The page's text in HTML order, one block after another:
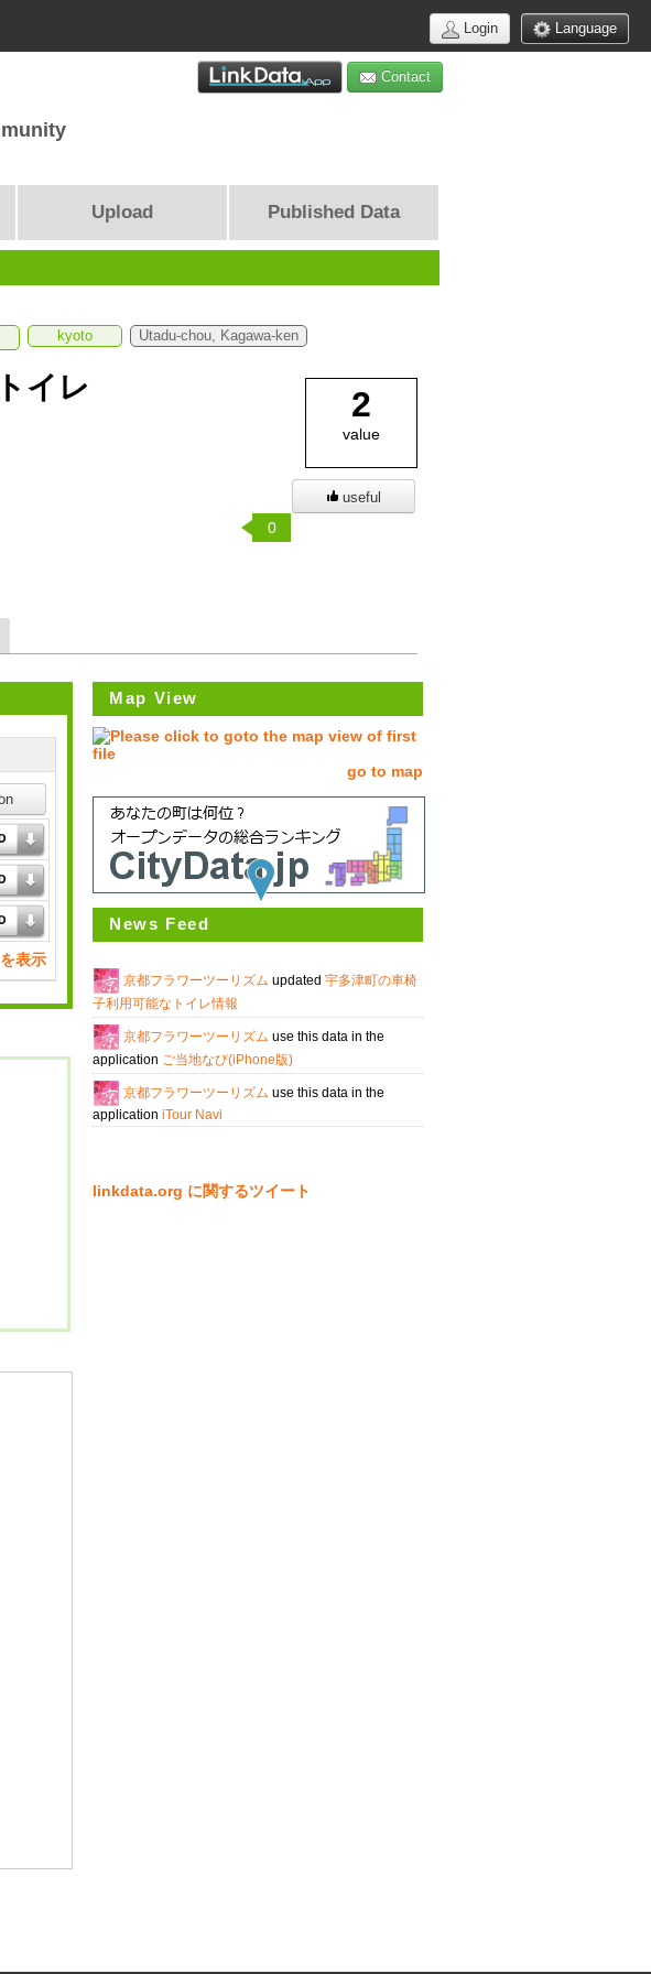
Language
Login
Contact
Upload Published Data
kyoto Utadu-chou, Kagawa-ken
イレ
2
value
useful
0
表示
Map View
go to map
News Feed
京都フラワーツーリズム updated 宇多津町の車椅
子利用可能なトイレ情報
京都フラワーツーリズム use this data in the
application ご当地なび(iPhone版)
京都フラワーツーリズム use this data in the
application iTour Navi
linkdata.org に関するツイート